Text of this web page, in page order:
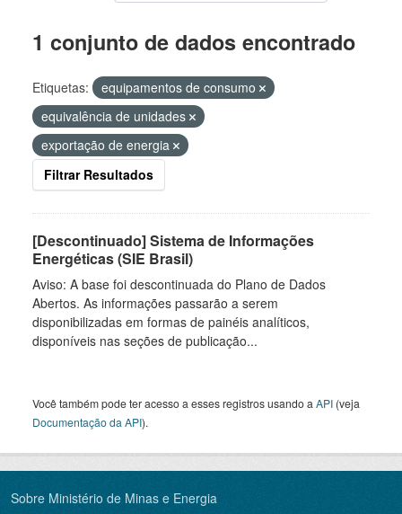
1 conjunto de dados encontrado
Etiquetas:
equipamentos de consumo
equivalência de unidades
exportação de energia
Filtrar Resultados
[Descontinuado] Sistema de Informações
Energéticas (SIE Brasil)
Aviso: A base foi descontinuada do Plano de Dados
Abertos. As informações passarão a serem
disponibilizadas em formas de painéis analíticos,
disponíveis nas seções de publicação...
Você também pode ter acesso a esses registros usando a API (veja
Documentação da API).
Sobre Ministério de Minas e Energia